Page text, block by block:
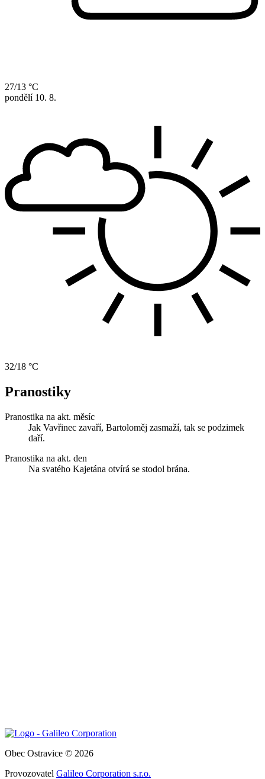
27/13 °C
pondělí 10. 8.
32/18 °C
Pranostiky
Pranostika na akt. měsíc
Jak Vavřinec zavaří, Bartoloměj zasmaží, tak se podzimek
daří.
Pranostika na akt. den
Na svatého Kajetána otvírá se stodol brána.
Obec Ostravice © 2026
Provozovatel Galileo Corporation s.r.o.